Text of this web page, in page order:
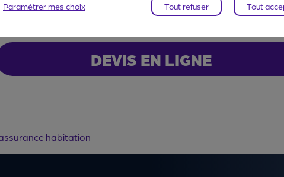
DEVIS EN LIGNE
habitation
Tout
Tout refuser
Paramétrer mes choix